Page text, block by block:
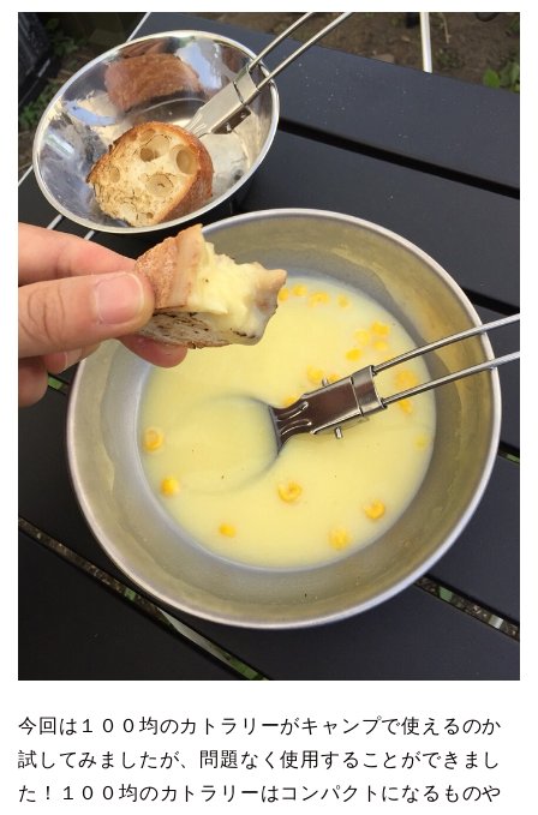
今回は１００均のカトラリーがキャンプで使えるのか
試してみましたが、問題なく使用することができまし
た！１００均のカトラリーはコンパクトになるものや